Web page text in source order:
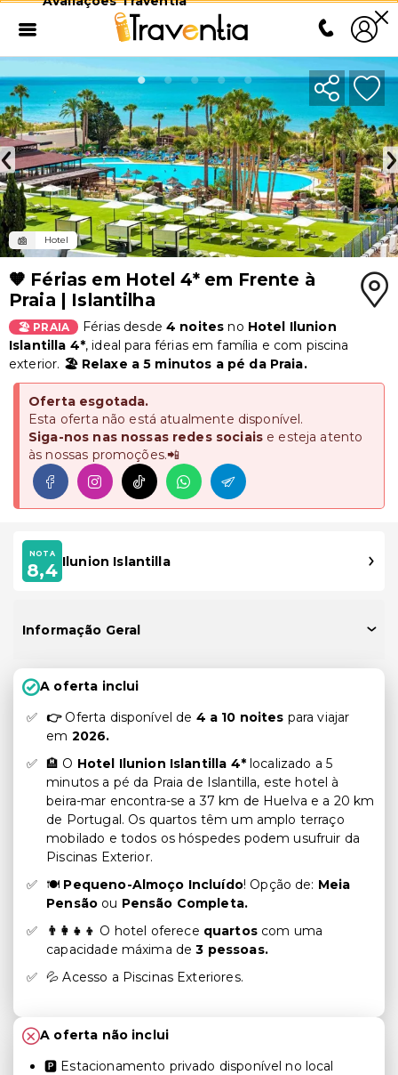
Hotel
🧡 Férias em Hotel 4* em Frente à
Praia | Islantilha
🏖️ PRAIA Férias desde4 noites no Hotel Ilunion
Islantilla 4*, ideal para férias em família e com piscina
exterior. 🏖️ Relaxe a 5 minutos a pé da Praia.
Oferta esgotada.
Esta oferta não está atualmente disponível.
Siga-nos nas nossas redes sociaise esteja atento
às nossas promoções.📲
NOTA
8,4 Ilunion Islantilla
Informação Geral
A oferta inclui
👉 Oferta disponível de 4 a 10 noites para viajar
em 2026.
🏨 O Hotel Ilunion Islantilla 4*localizado a 5
minutos a pé da Praia de Islantilla, este hotel à
beira-mar encontra-se a 37 km de Huelva e a 20 km
de Portugal. Os quartos têm um amplo terraço
mobilado e todos os hóspedes podem usufruir da
Piscinas Exterior.
🍽 Pequeno-Almoço Incluído! Opção de: Meia
Pensão ou Pensão Completa.
👨‍👩‍👧‍👦 O hotel oferece quartos com uma
capacidade máxima de 3 pessoas.
💦 Acesso a Piscinas Exteriores.
A oferta não inclui
🅿️ Estacionamento privado disponível no local